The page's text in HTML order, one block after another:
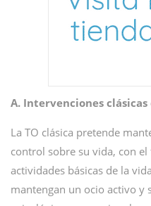
A. Intervenciones
La TO clásica pretende
control sobre su vida, con
actividades básicas de la
mantengan un ocio activo y